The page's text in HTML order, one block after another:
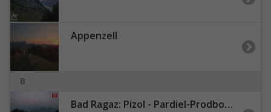
Appenzell
B
Bad Ragaz: Pizol - Pardiel-Prodboden